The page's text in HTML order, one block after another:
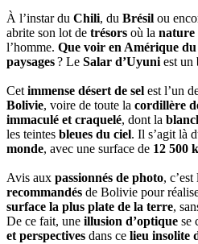
À l’instar du Chili, du Brésil ou
abrite son lot de trésors où la nature
l’homme. Que voir en Amérique du
paysages? Le Salar d’Uyuni est un
Cet immense désert de sel est l’un
Bolivie, voire de toute la cordillère
immaculé et craquelé, dont la
les teintes bleues du ciel. Il s’agit là
monde, avec une surface de 12 500
Avis aux passionnés de photo, c’est
recommandés de Bolivie pour
surface la plus plate de la terre,
De ce fait, une illusion d’optique se
et perspectives dans ce lieu insolite